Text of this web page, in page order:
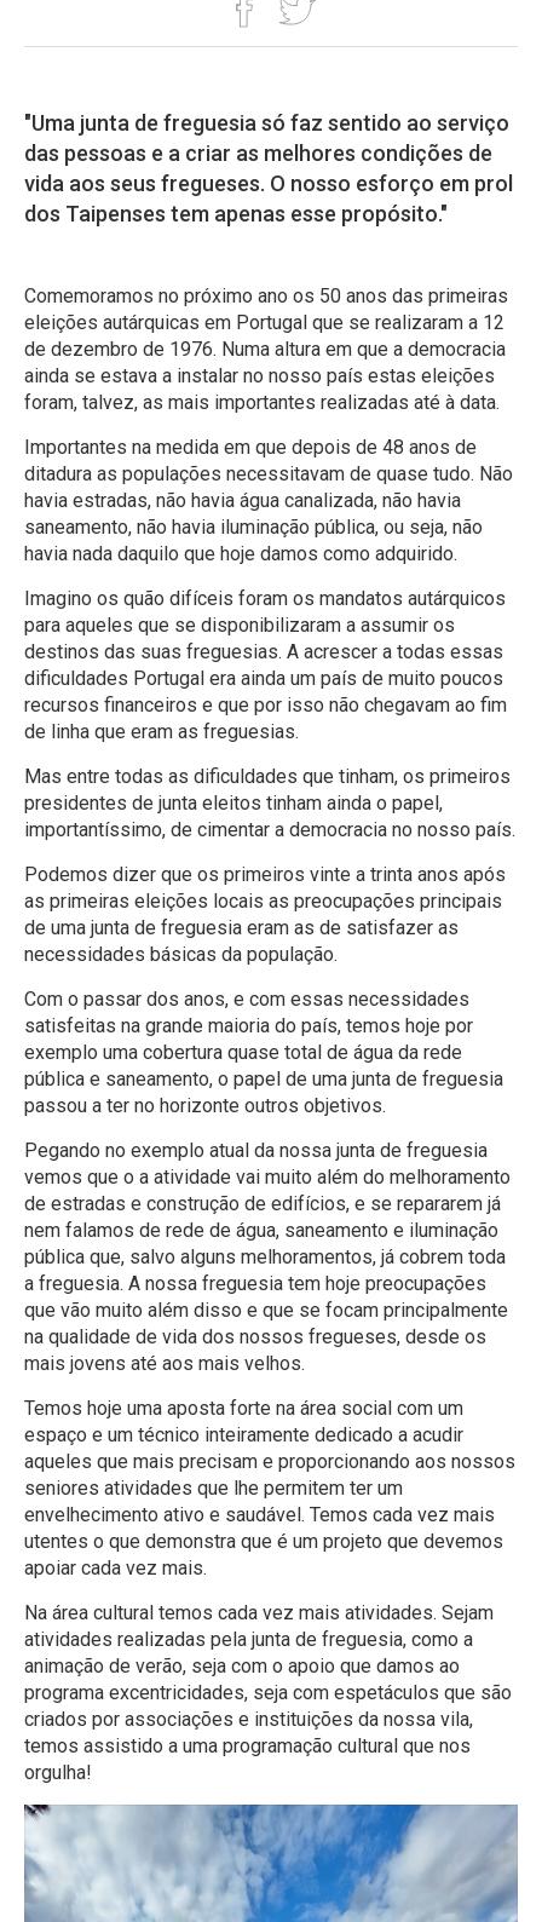
"Uma junta de freguesia só faz sentido ao serviço
das pessoas e a criar as melhores condições de
vida aos seus fregueses. O nosso esforço em prol
dos Taipenses tem apenas esse propósito."
Comemoramos no próximo ano os 50 anos das primeiras
eleições autárquicas em Portugal que se realizaram a 12
de dezembro de 1976. Numa altura em que a democracia
ainda se estava a instalar no nosso país estas eleições
foram, talvez, as mais importantes realizadas até à data.
Importantes na medida em que depois de 48 anos de
ditadura as populações necessitavam de quase tudo. Não
havia estradas, não havia água canalizada, não havia
saneamento, não havia iluminação pública, ou seja, não
havia nada daquilo que hoje damos como adquirido.
Imagino os quão difíceis foram os mandatos autárquicos
para aqueles que se disponibilizaram a assumir os
destinos das suas freguesias. A acrescer a todas essas
dificuldades Portugal era ainda um país de muito poucos
recursos financeiros e que por isso não chegavam ao fim
de linha que eram as freguesias.
Mas entre todas as dificuldades que tinham, os primeiros
presidentes de junta eleitos tinham ainda o papel,
importantíssimo, de cimentar a democracia no nosso país.
Podemos dizer que os primeiros vinte a trinta anos após
as primeiras eleições locais as preocupações principais
de uma junta de freguesia eram as de satisfazer as
necessidades básicas da população.
Com o passar dos anos, e com essas necessidades
satisfeitas na grande maioria do país, temos hoje por
exemplo uma cobertura quase total de água da rede
pública e saneamento, o papel de uma junta de freguesia
passou a ter no horizonte outros objetivos.
Pegando no exemplo atual da nossa junta de freguesia
vemos que o a atividade vai muito além do melhoramento
de estradas e construção de edifícios, e se repararem já
nem falamos de rede de água, saneamento e iluminação
pública que, salvo alguns melhoramentos, já cobrem toda
a freguesia. A nossa freguesia tem hoje preocupações
que vão muito além disso e que se focam principalmente
na qualidade de vida dos nossos fregueses, desde os
mais jovens até aos mais velhos.
Temos hoje uma aposta forte na área social com um
espaço e um técnico inteiramente dedicado a acudir
aqueles que mais precisam e proporcionando aos nossos
seniores atividades que lhe permitem ter um
envelhecimento ativo e saudável. Temos cada vez mais
utentes o que demonstra que é um projeto que devemos
apoiar cada vez mais.
Na área cultural temos cada vez mais atividades. Sejam
atividades realizadas pela junta de freguesia, como a
animação de verão, seja com o apoio que damos ao
programa excentricidades, seja com espetáculos que são
criados por associações e instituições da nossa vila,
temos assistido a uma programação cultural que nos
orgulha!